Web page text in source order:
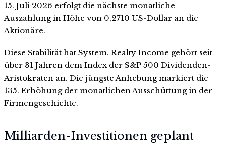
15. Juli 2026 erfolgt die nächste monatliche
Auszahlung in Höhe von 0,2710 US-Dollar an die
Aktionäre.
Diese Stabilität hat System. Realty Income gehört seit
über 31 Jahren dem Index der S&P 500 Dividenden-
Aristokraten an. Die jüngste Anhebung markiert die
135. Erhöhung der monatlichen Ausschüttung in der
Firmengeschichte.
Milliarden-Investitionen geplant